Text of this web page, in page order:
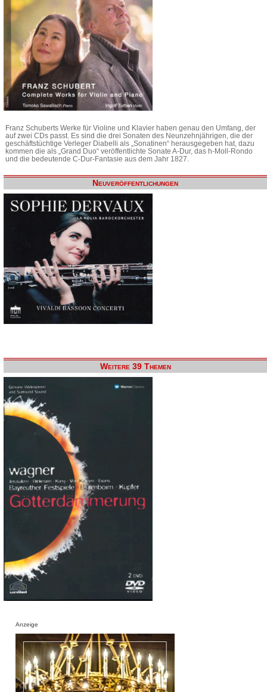
Franz Schuberts Werke für Violine und Klavier haben genau den Umfang, der
auf zwei CDs passt. Es sind die drei Sonaten des Neunzehnjährigen, die der
geschäftstüchtige Verleger Diabelli als „Sonatinen“ herausgegeben hat, dazu
kommen die als „Grand Duo“ veröffentlichte Sonate A-Dur, das h-Moll-Rondo
und die bedeutende C-Dur-Fantasie aus dem Jahr 1827.
Neuveröffentlichungen
Weitere 39 Themen
Anzeige